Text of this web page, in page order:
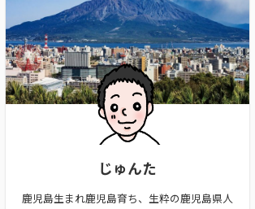
じゅんた
鹿児島生まれ鹿児島育ち、生粋の鹿児島県人